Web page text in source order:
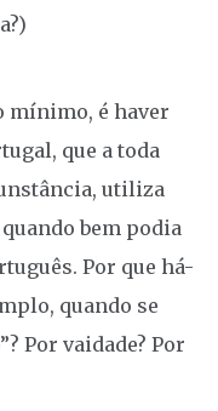
mínimo, é haver
que a toda
utiliza
bem podia
Por que há-
quando se
Por vaidade? Por